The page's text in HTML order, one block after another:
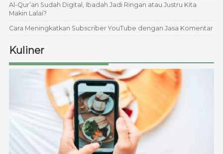
Al-Qur’an Sudah Digital, Ibadah Jadi Ringan atau Justru Kita
Makin Lalai?
Cara Meningkatkan Subscriber YouTube dengan Jasa Komentar
Kuliner